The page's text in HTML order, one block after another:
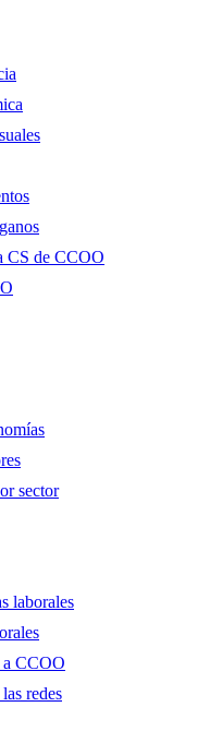
CS de CCOO
sector
laborales
a CCOO
redes